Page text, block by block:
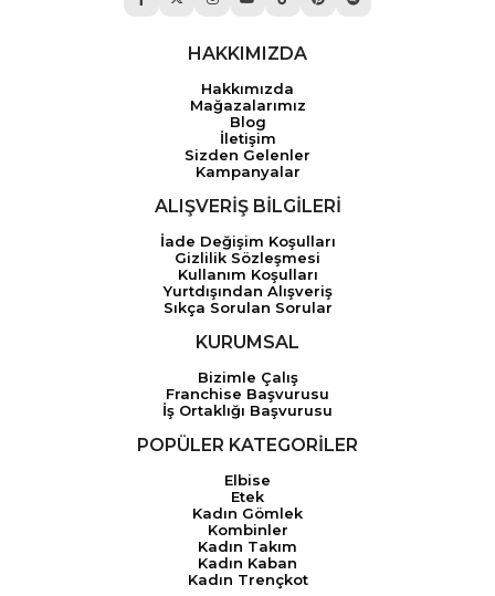
HAKKIMIZDA
Hakkımızda
Mağazalarımız
Blog
İletişim
Sizden Gelenler
Kampanyalar
ALIŞVERİŞ BİLGİLERİ
İade Değişim Koşulları
Gizlilik Sözleşmesi
Kullanım Koşulları
Yurtdışından Alışveriş
Sıkça Sorulan Sorular
KURUMSAL
Bizimle Çalış
Franchise Başvurusu
İş Ortaklığı Başvurusu
POPÜLER KATEGORİLER
Elbise
Etek
Kadın Gömlek
Kombinler
Kadın Takım
Kadın Kaban
Kadın Trençkot